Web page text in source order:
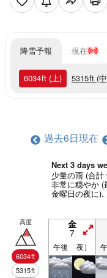
降雪予報 現在
6034ft (上) 5315ft (
過去6日現在
Next 3 days
少量の雨 (合
非常に穏やか (
金曜日の夜に).
高度
6034ft
5315ft
金
7
午後 夜］